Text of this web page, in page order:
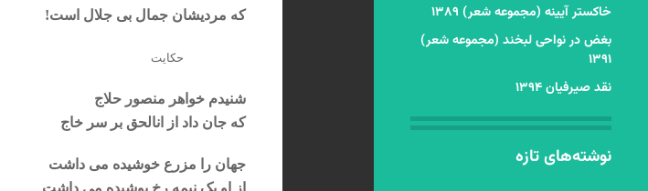
خاکستر آیینه (مجموعه شعر) ۱۳۸۹
بغض در نواحی لبخند (مجموعه شعر)
۱۳۹۱
نقد صیرفیان ۱۳۹۴
نوشته‌های تازه
که مردیشان جمال بی جلال است!
حکایت
شنیدم خواهر منصور حلاج
که جان داد از انالحق بر سر خاج
جهان را مزرع خوشیده می داشت
از او یک نیمه رخ پوشیده می داشت